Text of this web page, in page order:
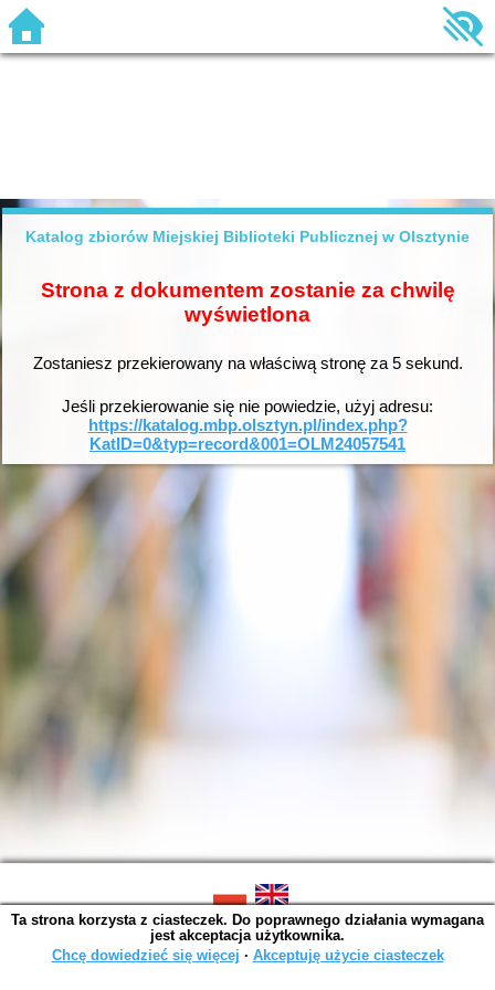
Katalog zbiorów Miejskiej Biblioteki Publicznej w Olsztynie
Strona z dokumentem zostanie za chwilę
wyświetlona
Zostaniesz przekierowany na właściwą stronę za 5sekund.
Jeśli przekierowanie się nie powiedzie, użyj adresu:
https://katalog.mbp.olsztyn.pl/index.php?
KatID=0&typ=record&001=OLM24057541
SOWA OPAC v. 6.11.10 (2026-07-24)
Wygenerowano w 0,0025 s.
Ta strona korzysta z ciasteczek. Do poprawnego działania wymagana
jest akceptacja użytkownika.
Chcę dowiedzieć się więcej ∙ Akceptuję użycie ciasteczek